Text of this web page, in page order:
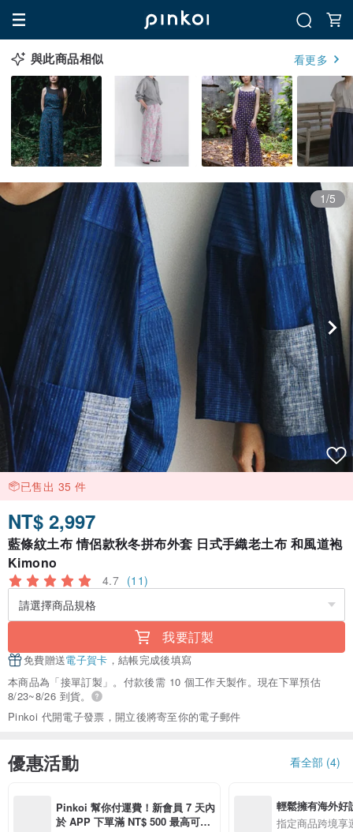
與此商品相似 看更多
1/5
已售出 35 件
NT$ 2,997
藍條紋土布 情侶款秋冬拼布外套 日式手織老土布 和風道袍
Kimono
4.7 (11)
我要訂製
免費贈送電子賀卡 ，結帳完成後填寫
本商品為「接單訂製」。付款後需 10 個工作天製作。現在下單預估
8/23~8/26 到貨。
Pinkoi 代開電子發票，開立後將寄至你的電子郵件
優惠活動 看全部 (4)
Pinkoi 幫你付運費！新會員 7 天內
於 APP 下單滿 NT$ 500 最高可折
輕鬆擁有海外好
指定商品跨境享